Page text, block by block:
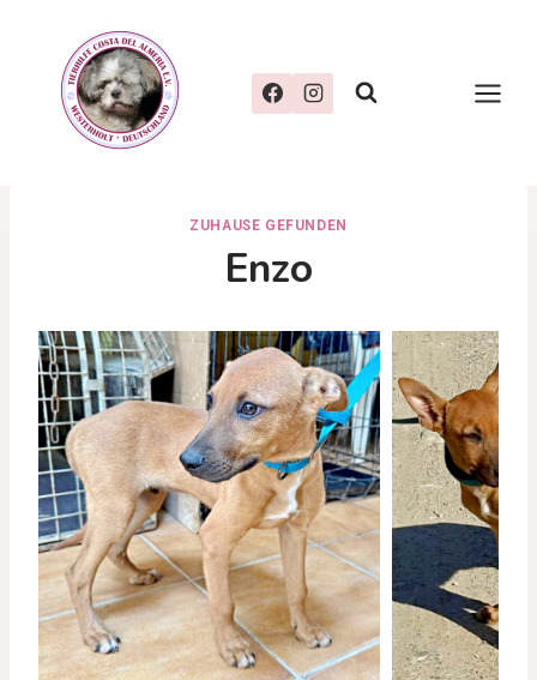
springen
ZUHAUSE GEFUNDEN
Enzo